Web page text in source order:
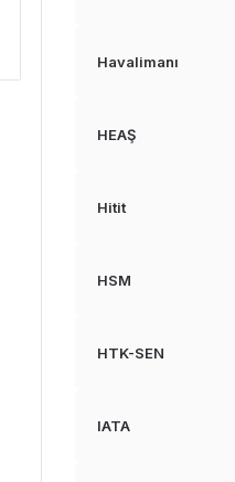
Havalimanı
HEAŞ
Hitit
HSM
HTK-SEN
IATA